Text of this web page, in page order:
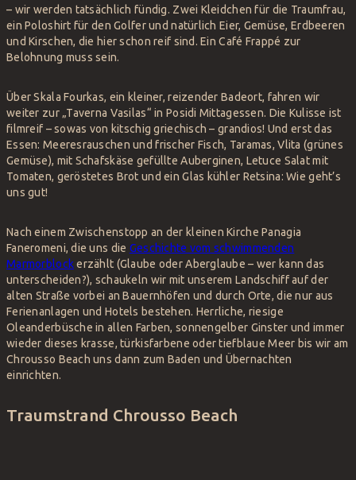
– wir werden tatsächlich fündig. Zwei Kleidchen für die Traumfrau,
ein Poloshirt für den Golfer und natürlich Eier, Gemüse, Erdbeeren
und Kirschen, die hier schon reif sind. Ein Café Frappé zur
Belohnung muss sein.
Über Skala Fourkas, ein kleiner, reizender Badeort, fahren wir
weiter zur „Taverna Vasilas“ in Posidi Mittagessen. Die Kulisse ist
filmreif – sowas von kitschig griechisch – grandios! Und erst das
Essen: Meeresrauschen und frischer Fisch, Taramas, Vlita (grünes
Gemüse), mit Schafskäse gefüllte Auberginen, Letuce Salat mit
Tomaten, geröstetes Brot und ein Glas kühler Retsina: Wie geht’s
uns gut!
Nach einem Zwischenstopp an der kleinen Kirche Panagia
Faneromeni, die uns die Geschichte vom schwimmenden
Marmorblockerzählt (Glaube oder Aberglaube – wer kann das
unterscheiden?), schaukeln wir mit unserem Landschiff auf der
alten Straße vorbei an Bauernhöfen und durch Orte, die nur aus
Ferienanlagen und Hotels bestehen. Herrliche, riesige
Oleanderbüsche in allen Farben, sonnengelber Ginster und immer
wieder dieses krasse, türkisfarbene oder tiefblaue Meer bis wir am
Chrousso Beach uns dann zum Baden und Übernachten
einrichten.
Traumstrand Chrousso Beach